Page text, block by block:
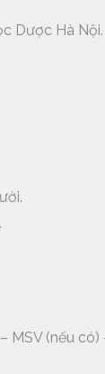
Dược Hà Nội.
MSV (nếu có)